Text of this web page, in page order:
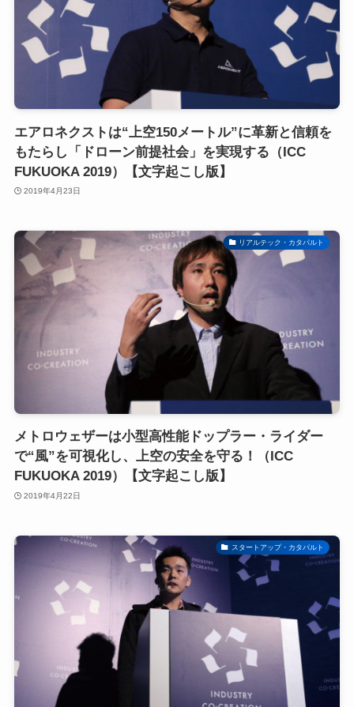
エアロネクストは“上空150メートル”に革新と信頼を
もたらし「ドローン前提社会」を実現する（ICC
FUKUOKA 2019）【文字起こし版】
2019年4月23日
リアルテック・カタパルト
メトロウェザーは小型高性能ドップラー・ライダー
で“風”を可視化し、上空の安全を守る！（ICC
FUKUOKA 2019）【文字起こし版】
2019年4月22日
スタートアップ・カタパルト